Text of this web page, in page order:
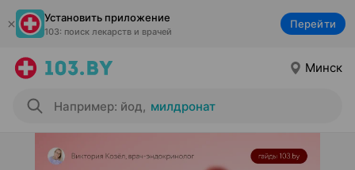
Установить приложение
103: поиск лекарств и врачей
Перейти
Минск
Например: йод, милдронат